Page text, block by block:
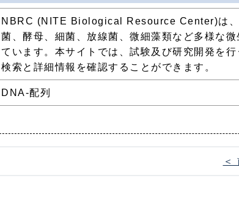
NBRC (NITE Biological Resource Center)は、
菌、酵母、細菌、放線菌、微細藻類など多様な
ています。本サイトでは、試験及び研究開発を
検索と詳細情報を確認することができます。
DNA-配列
＜